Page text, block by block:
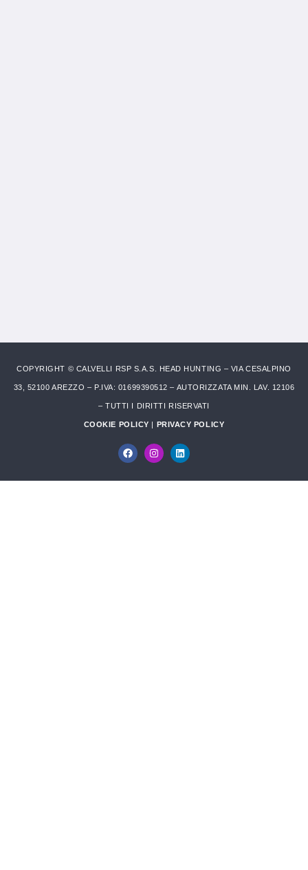
COPYRIGHT © CALVELLI RSP S.A.S. HEAD HUNTING – VIA CESALPINO
33, 52100 AREZZO – P.IVA: 01699390512 – AUTORIZZATA MIN. LAV. 12106
– TUTTI I DIRITTI RISERVATI
COOKIE POLICY | PRIVACY POLICY